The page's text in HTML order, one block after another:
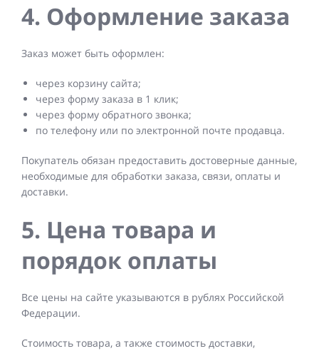
4. Оформление заказа
Заказ может быть оформлен:
через корзину сайта;
через форму заказа в 1 клик;
через форму обратного звонка;
по телефону или по электронной почте продавца.
Покупатель обязан предоставить достоверные данные,
необходимые для обработки заказа, связи, оплаты и
доставки.
5. Цена товара и
порядок оплаты
Все цены на сайте указываются в рублях Российской
Федерации.
Стоимость товара, а также стоимость доставки,